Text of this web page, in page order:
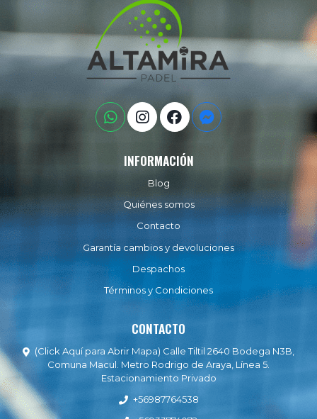
INFORMACIÓN
Blog
Quiénes somos
Contacto
Garantía cambios y devoluciones
Despachos
Términos y Condiciones
CONTACTO
(Click Aquí para Abrir Mapa) Calle Tiltil 2640 Bodega N3B,
Comuna Macul. Metro Rodrigo de Araya, Línea 5.
Estacionamiento Privado
+56987764538